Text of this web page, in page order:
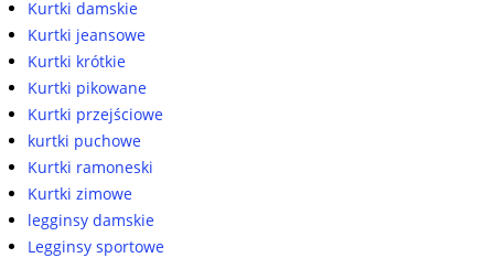
Kurtki damskie
Kurtki jeansowe
Kurtki krótkie
Kurtki pikowane
Kurtki przejściowe
kurtki puchowe
Kurtki ramoneski
Kurtki zimowe
legginsy damskie
Legginsy sportowe